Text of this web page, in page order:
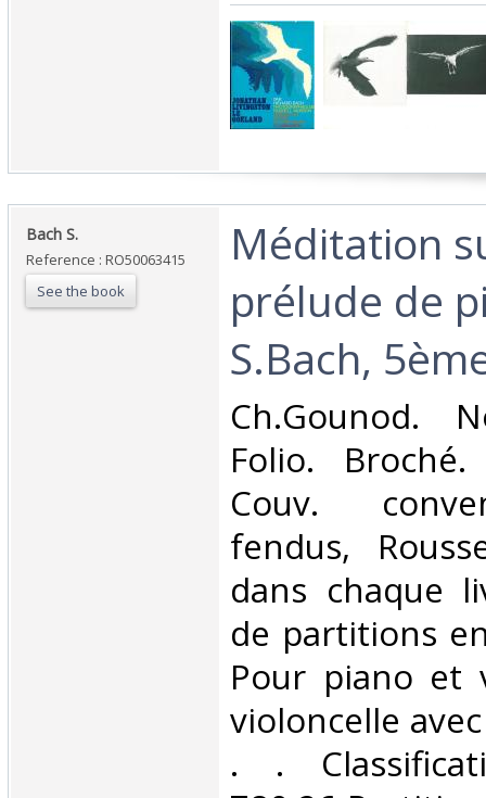
‎Bach S.‎
Reference : RO50063415
See the book
‎Méditation
prélude de
S.Bach,
‎Ch.Gounod.
Folio.
Couv.
fendus,
dans chaque
de partitions
Pour piano et
violoncelle
. .